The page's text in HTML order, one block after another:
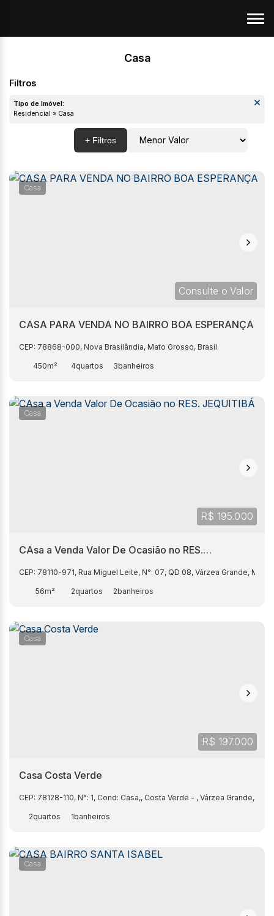
Casa
Tipo de Imóvel:
Residencial » Casa
Casa
Consulte o Valor
CASA PARA VENDA NO BAIRRO BOA ESPERANÇA
CEP: 78868-000, Nova Brasilândia, Mato Grosso, Brasil
4 3
450m²
Casa
R$ 195.000
CAsa a Venda Valor De Ocasião no RES.
CEP: 78110-971, Rua Miguel Leite, N°: 07, QD 08, Várzea Grande, Mato
2 2
56m²
Casa
R$ 197.000
Casa Costa Verde
CEP: 78128-110, N°: 1, Cond: Casa,, Costa Verde , Várzea Grande,
2 1
Casa